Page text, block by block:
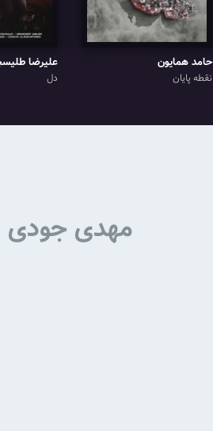
حامد همایون
نقطه پایان
علیرضا
دل
مهدی جودی